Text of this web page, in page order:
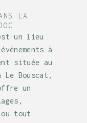
LA
un lieu
à
située au
Le Bouscat,
un
tout